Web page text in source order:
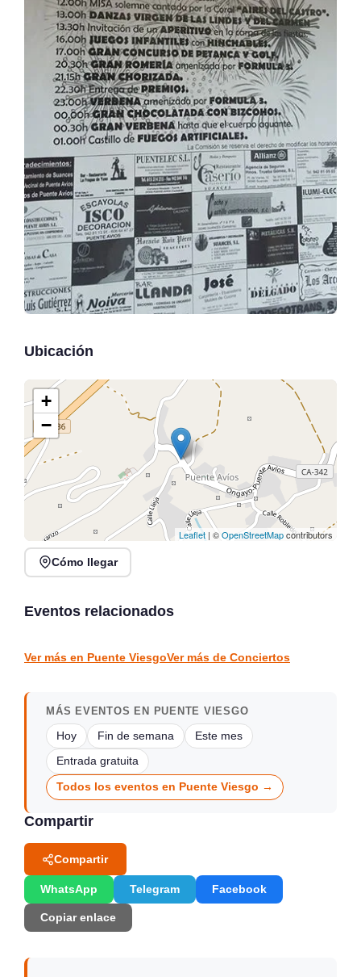
Ubicación
+
−
Leaflet | ©OpenStreetMapcontributors
Cómo llegar
Eventos relacionados
Recital de trompeta,
Santander
Ver más en Puente ViesgoVer más de Conciertos
MÁS EVENTOS EN PUENTE VIESGO
Hoy Fin de semana Este mes
Entrada gratuita
Todos los eventos en Puente Viesgo →
Compartir
Compartir
WhatsApp Telegram Facebook
Copiar enlace